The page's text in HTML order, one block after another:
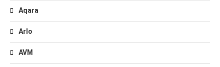
Aqara
Arlo
AVM